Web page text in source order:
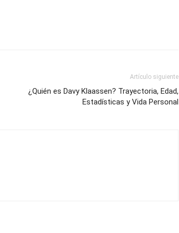
Artículo siguiente
¿Quién es Davy Klaassen? Trayectoria, Edad,
Estadísticas y Vida Personal